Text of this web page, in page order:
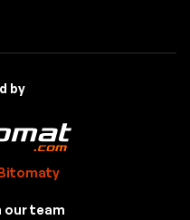
by
our team